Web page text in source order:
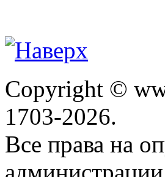
Copyright ©
1703-2026.
Все права на